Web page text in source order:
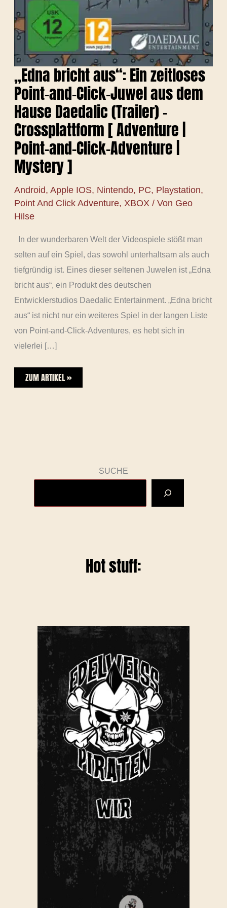
„Edna bricht aus“: Ein zeitloses
Point-and-Click-Juwel aus dem
Hause Daedalic (Trailer) –
Crossplattform [ Adventure |
Point-and-Click-Adventure |
Mystery ]
Android, Apple IOS, Nintendo, PC, Playstation,
Point And Click Adventure, XBOX / Von Geo
Hilse
In der wunderbaren Welt der Videospiele stößt man
selten auf ein Spiel, das sowohl unterhaltsam als auch
tiefgründig ist. Eines dieser seltenen Juwelen ist „Edna
bricht aus“, ein Produkt des deutschen
Entwicklerstudios Daedalic Entertainment. „Edna bricht
aus“ ist nicht nur ein weiteres Spiel in der langen Liste
von Point-and-Click-Adventures, es hebt sich in
vielerlei […]
ZUM ARTIKEL »
SUCHE
Hot stuff: